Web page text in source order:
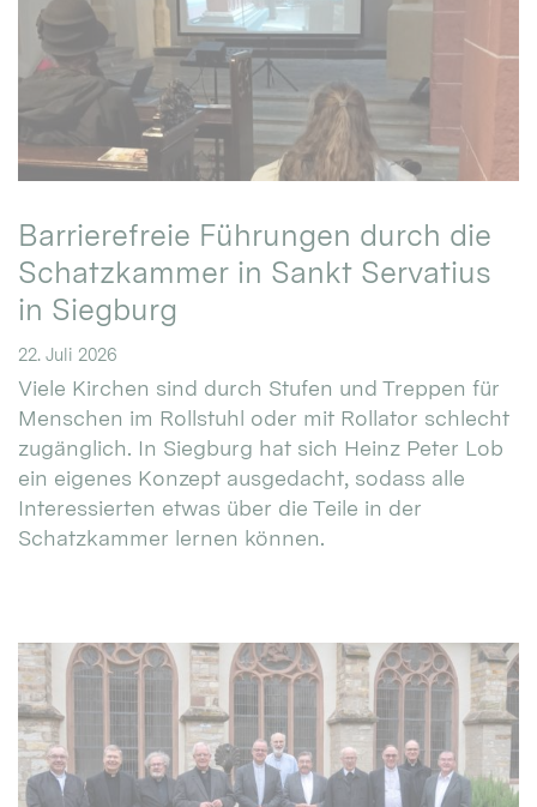
Barrierefreie Führungen durch die
Schatzkammer in Sankt Servatius
in Siegburg
22. Juli 2026
Viele Kirchen sind durch Stufen und Treppen für
Menschen im Rollstuhl oder mit Rollator schlecht
zugänglich. In Siegburg hat sich Heinz Peter Lob
ein eigenes Konzept ausgedacht, sodass alle
Interessierten etwas über die Teile in der
Schatzkammer lernen können.